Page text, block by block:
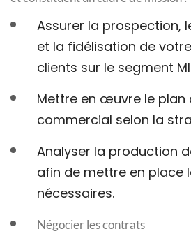
Assurer la prospection,
et la fidélisation de
clients sur le segment
Mettre en œuvre le plan
commercial selon la
Analyser la production
afin de mettre en place
nécessaires.
Négocier les contrats